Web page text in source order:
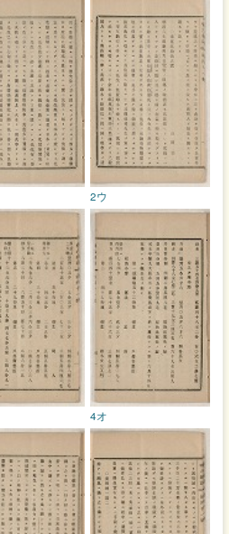
2ウ
4オ